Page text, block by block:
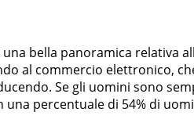
bella panoramica relativa
al commercio elettronico,
Se gli uomini sono
percentuale di 54% di